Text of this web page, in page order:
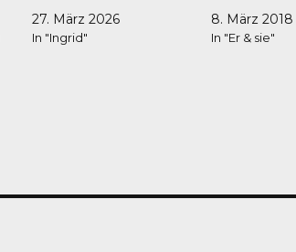
27. März 2026
In "Ingrid"
8. März 2018
In "Er & sie"